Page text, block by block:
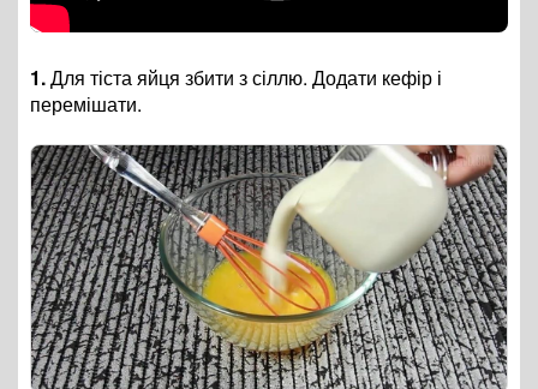
1.Для тіста яйця збити з сіллю. Додати кефір і
перемішати.